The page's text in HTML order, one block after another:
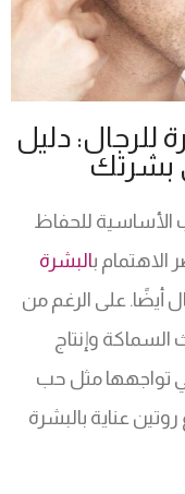
للرجال: دليل
بشرتك
الأساسية للحفاظ
الاهتمام بالبشرة
أيضًا. على الرغم من
وإنتاج
تواجهها مثل حب
عناية بالبشرة